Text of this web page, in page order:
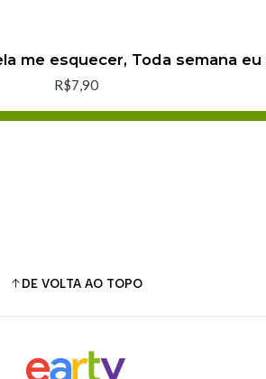
me esquecer, Toda semana
R$7,90
DE VOLTA AO TOPO